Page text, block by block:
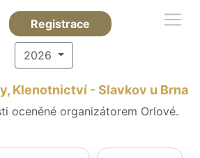
Registrace
2026
Klenotnictví - Slavkov u Brna
oceněné organizátorem Orlové.